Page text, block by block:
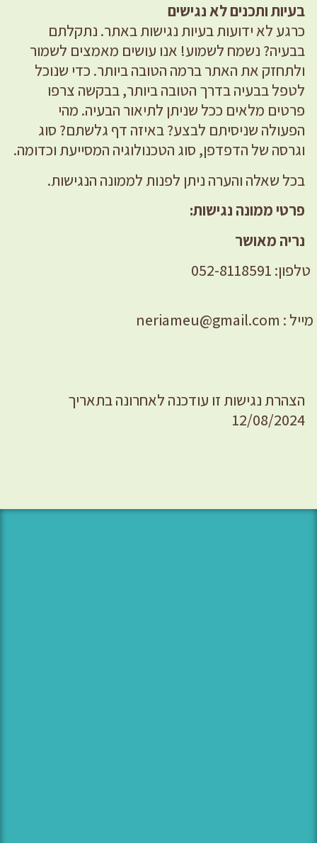
בעיות ותכנים לא נגישים
כרגע לא ידועות בעיות נגישות באתר. נתקלתם
בבעיה? נשמח לשמוע! אנו עושים מאמצים לשמור
ולתחזק את האתר ברמה הטובה ביותר. כדי שנוכל
לטפל בבעיה בדרך הטובה ביותר, בבקשה צרפו
פרטים מלאים ככל שניתן לתיאור הבעיה. מהי
הפעולה שניסיתם לבצע? באיזה דף גלשתם? סוג
וגרסה של הדפדפן, סוג הטכנולוגיה המסייעת וכדומה.
בכל שאלה והערה ניתן לפנות לממונה הנגישות.
פרטי ממונה נגישות:
נריה מאושר
טלפון: 052-8118591
מייל : neriameu@gmail.com
הצהרת נגישות זו עודכנה לאחרונה בתאריך
12/08/2024